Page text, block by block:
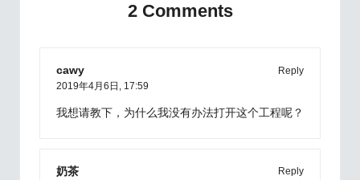
2 Comments
cawy
Reply
2019年4月6日, 17:59
我想请教下，为什么我没有办法打开这个工程呢？
奶茶
Reply